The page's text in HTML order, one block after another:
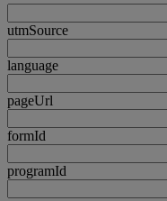
utmSource
language
pageUrl
formId
programId